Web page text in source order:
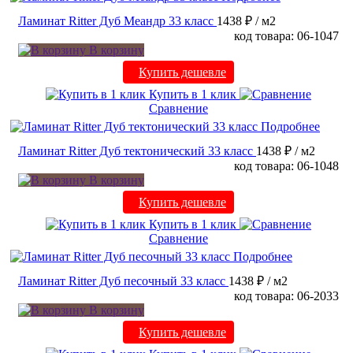
Ламинат Ritter Дуб Меандр 33 класс 1438 ₽ / м2
код товара: 06-1047
В корзину
Купить дешевле
Купить в 1 клик
Сравнение
Подробнее
Ламинат Ritter Дуб тектонический 33 класс 1438 ₽ / м2
код товара: 06-1048
В корзину
Купить дешевле
Купить в 1 клик
Сравнение
Подробнее
Ламинат Ritter Дуб песочный 33 класс 1438 ₽ / м2
код товара: 06-2033
В корзину
Купить дешевле